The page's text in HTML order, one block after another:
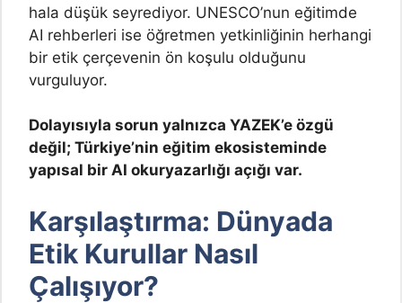
hala düşük seyrediyor. UNESCO’nun eğitimde
AI rehberleri ise öğretmen yetkinliğinin herhangi
bir etik çerçevenin ön koşulu olduğunu
vurguluyor.
Dolayısıyla sorun yalnızca YAZEK’e özgü
değil; Türkiye’nin eğitim ekosisteminde
yapısal bir AI okuryazarlığı açığı var.
Karşılaştırma: Dünyada
Etik Kurullar Nasıl
Çalışıyor?